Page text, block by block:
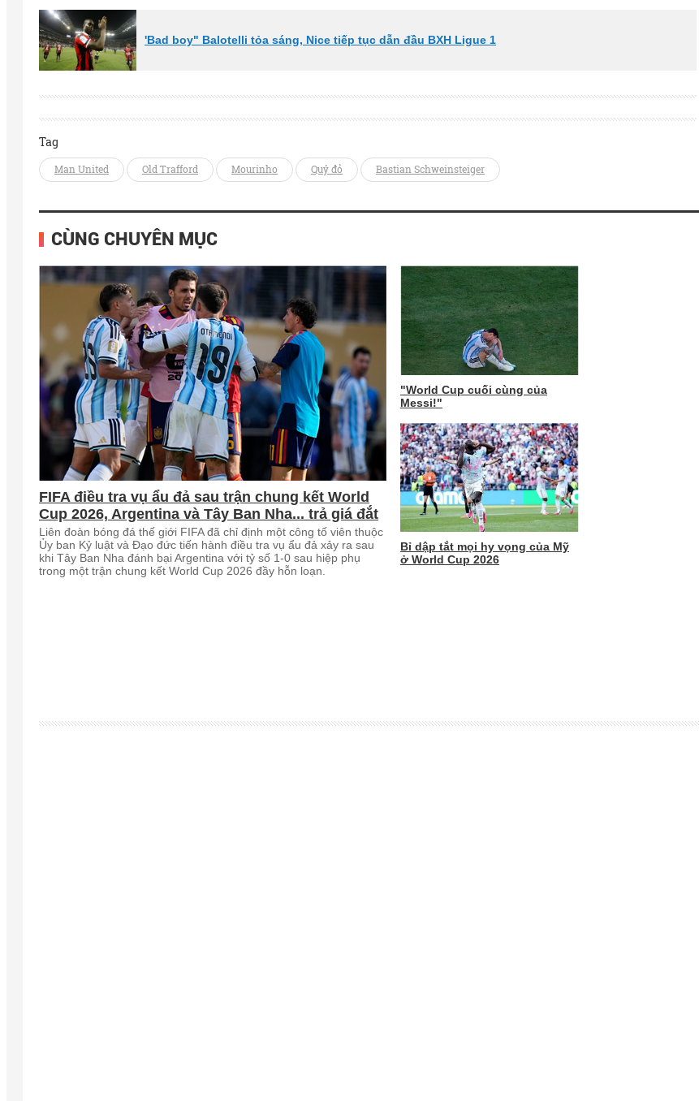
'Bad boy" Balotelli tỏa sáng, Nice tiếp tục dẫn đầu BXH Ligue 1
Tag
Man United Old Trafford Mourinho Quỷ đỏ Bastian Schweinsteiger
CÙNG CHUYÊN MỤC
FIFA điều tra vụ ẩu đả sau trận chung kết World
Cup 2026, Argentina và Tây Ban Nha... trả giá đắt
Liên đoàn bóng đá thế giới FIFA đã chỉ định một công tố viên thuộc
Ủy ban Kỷ luật và Đạo đức tiến hành điều tra vụ ẩu đả xảy ra sau
khi Tây Ban Nha đánh bại Argentina với tỷ số 1-0 sau hiệp phụ
trong một trận chung kết World Cup 2026 đầy hỗn loạn.
"World Cup cuối cùng của
Messi!"
Bỉ dập tắt mọi hy vọng của Mỹ
ở World Cup 2026